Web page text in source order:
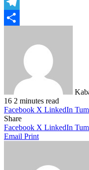
Telegram
16 2 minutes read
Facebook X LinkedIn
Share
Facebook X LinkedIn
Email Print